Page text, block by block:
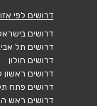
דרושים לפי
דרושים
דרושים תל
דרושים חולון
דרושים ראשון
דרושים פתח
דרושים ראש